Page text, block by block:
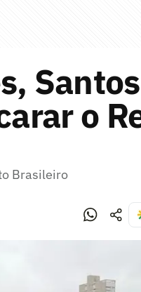
o
Brasileiro